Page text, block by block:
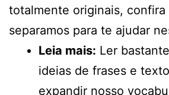
totalmente originais, confira
separamos para te ajudar
Leia mais: Ler
ideias de frases e
expandir nosso